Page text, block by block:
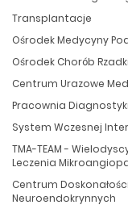
Transplantacje
Ośrodek Medycyny
Ośrodek Chorób
Centrum Urazowe
Pracownia
System Wczesnej
TMA-TEAM -
Leczenia
Centrum
Neuroendokrynnych